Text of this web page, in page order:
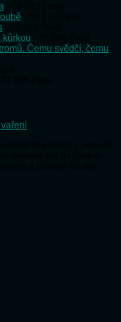
kůrkou
Čemu svědčí, čemu